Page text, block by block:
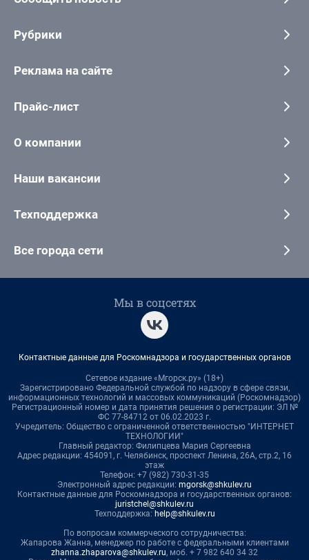
Рубрики
Реклама на сайте
Прайс-лист
О компании
Наши вакансии
Техподдержка
Все города сети
Мы в соцсетях
Контактные данные для Роскомнадзора и государственных органов
Сетевое издание «Мгорск.ру» (18+)
Зарегистрировано Федеральной службой по надзору в сфере связи,
информационных технологий и массовых коммуникаций (Роскомнадзор)
Регистрационный номер и дата принятия решения о регистрации: ЭЛ №
ФС 77-84712 от 06.02.2023 г.
Учредитель: Общество с ограниченной ответственностью "ИНТЕРНЕТ
ТЕХНОЛОГИИ"
Главный редактор: Филипцева Мария Сергеевна
Адрес редакции: 454091, г. Челябинск, проспект Ленина, 26А, стр.2, 16
этаж
Телефон: +7 (982) 730-31-35
Электронный адрес редакции: mgorsk@shkulev.ru
Контактные данные для Роскомнадзора и государственных органов:
juristchel@shkulev.ru
Техподдержка: help@shkulev.ru
По вопросам коммерческого сотрудничества:
Жапарова Жанна, менеджер по работе с федеральными клиентами
zhanna.zhaparova@shkulev.ru, моб. + 7 982 640 34 32